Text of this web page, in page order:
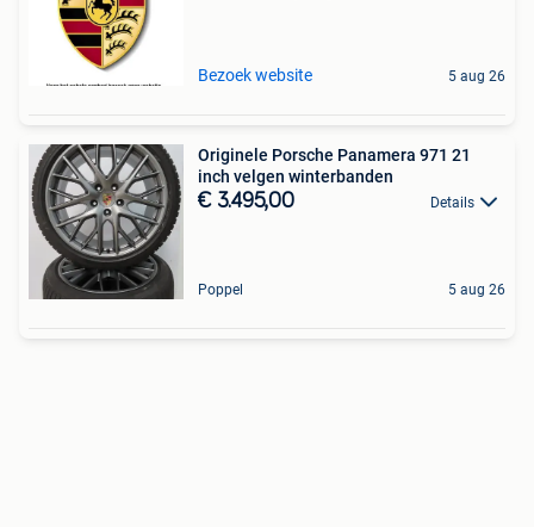
Bezoek website 5 aug 26
Originele Porsche Panamera 971 21
inch velgen winterbanden
€ 3.495,00 Details
Poppel 5 aug 26